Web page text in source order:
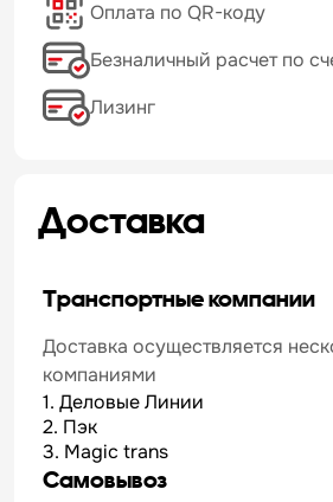
Оплата по QR-коду
Безналичный расчет по
Лизинг
Доставка
Транспортные компании
Доставка осуществляется
компаниями
1. Деловые Линии
2. Пэк
3. Magic trans
Самовывоз